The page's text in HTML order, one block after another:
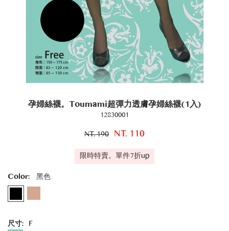
孕婦絲襪。Toumami超彈力透膚孕婦絲襪(1入)
12830001
NT. 190 NT. 110
限時特賣。單件7折up
Color: 黑色
尺寸: F